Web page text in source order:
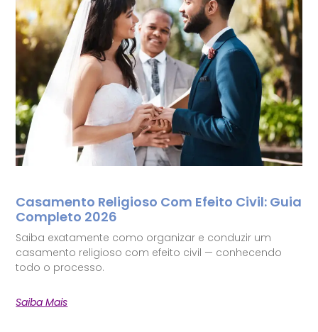
Casamento Religioso Com Efeito Civil: Guia
Completo 2026
Saiba exatamente como organizar e conduzir um
casamento religioso com efeito civil — conhecendo
todo o processo.
Saiba Mais